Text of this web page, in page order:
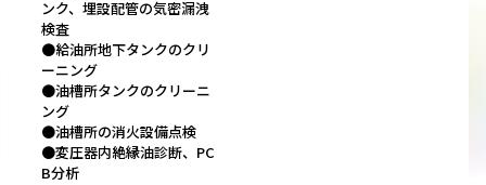
ンク、埋設配管の気密漏洩
検査
●給油所地下タンクのクリ
ーニング
●油槽所タンクのクリーニ
ング
●油槽所の消火設備点検
●変圧器内絶縁油診断、PC
B分析